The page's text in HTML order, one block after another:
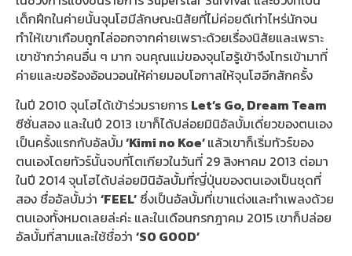
เด็กฝึกในค่ายนั้นจุนโฮมีลักษณะนิสัยที่ไม่ค่อยดีเท่าไหร่นักจน
ทำให้เขาเกือบถูกไล่ออกจากค่ายเพราะด้วยเรื่องนิสัยและเพราะ
เขาช้ากว่าคนอื่น ๆ มาก จนคุณแม่ของจุนโฮรู้เข้าจึงโทรเข้ามาที่
ค่ายและขอร้องอ้อนวอนให้ค่ายมอบโอกาสให้จุนโฮอีกสักครั้ง
ในปี 2010 จุนโฮได้เข้าร่วมรายการ Let’s Go, Dream Team
ซีซั่นสอง และในปี 2013 เขาก็ได้ปล่อยมินิอัลบั้มเดี่ยวของตนเอง
เป็นครั้งแรกกับอัลบั้ม‘Kimi no Koe’แล้วเขาก็เริ่มทัวร์ของ
ตนเองโดยทัวร์นั้นจบที่โตเกียวในวันที่ 29 สิงหาคม 2013 ต่อมา
ในปี 2014 จุนโฮได้ปล่อยมินิอัลบั้มที่ญี่ปุ่นของตนเองเป็นชุดที่
สอง ชื่ออัลบั้มว่า ‘FEEL’ ซึ่งเป็นอัลบั้มที่เขาแต่งและทำเพลงด้วย
ตนเองทั้งหมดเลยล่ะค่ะ และในเดือนกรกฎาคม 2015 เขาก็ปล่อย
อัลบั้มที่สามและใช้ชื่อว่า ‘SO GOOD’